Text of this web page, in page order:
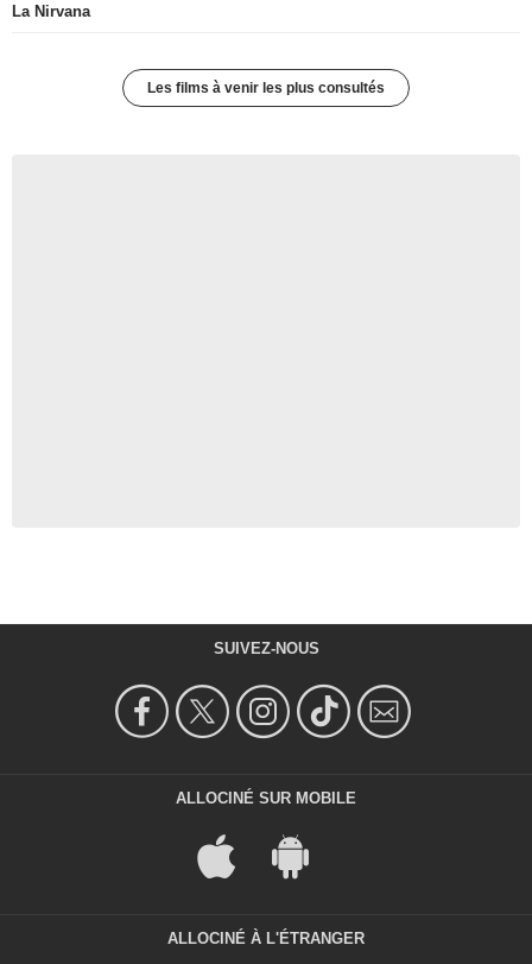
La Nirvana
Les films à venir les plus consultés
SUIVEZ-NOUS
ALLOCINÉ SUR MOBILE
ALLOCINÉ À L'ÉTRANGER